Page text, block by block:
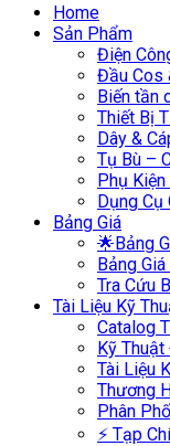
Home
Sản Phẩm
Điện
Đầu Cos
Biến tần
Thiết Bị
Dây &
Tụ Bù –
Phụ
Dụng Cụ
Bảng Giá
🌟Bảng
Bảng
Tra Cứu
Tài Liệu Kỹ
Catalog
Kỹ
Tài Liệu
Thương
Phân
⚡ Tạp